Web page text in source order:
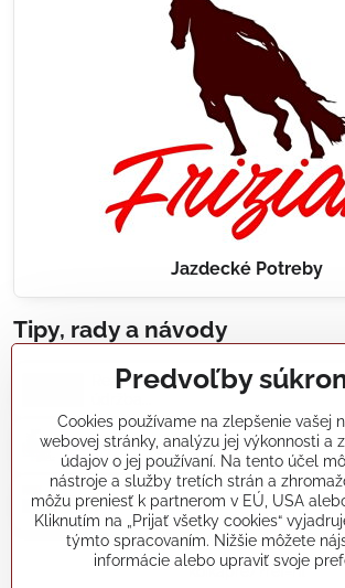
Jazdecké Potreby
Tipy, rady a návody
Realizácie záhradných jazierok, bazénov, fontán,
Články a blogy
Rady a návody
koikapre/?ref=hl
Predvoľby
Cookies používame na zlepšenie vašej
webovej stránky, analýzu jej výkonnosti a
údajov o jej používaní. Na tento účel
nástroje a služby tretích strán a
môžu preniesť k partnerom v EÚ, USA
Kliknutím na „Prijať všetky cookies“
týmto spracovaním. Nižšie môžete
informácie alebo upraviť svoje